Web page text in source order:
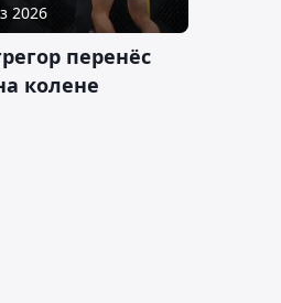
2026
перенёс
колене